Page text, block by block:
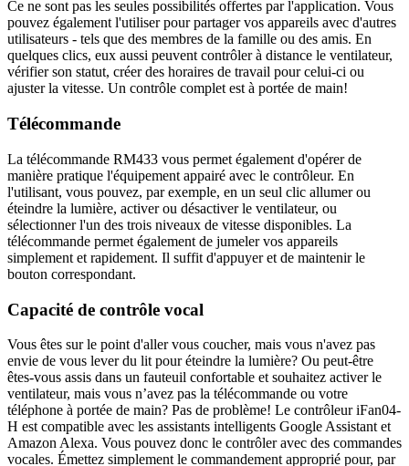
Ce ne sont pas les seules possibilités offertes par l'application. Vous
pouvez également l'utiliser pour partager vos appareils avec d'autres
utilisateurs - tels que des membres de la famille ou des amis. En
quelques clics, eux aussi peuvent contrôler à distance le ventilateur,
vérifier son statut, créer des horaires de travail pour celui-ci ou
ajuster la vitesse. Un contrôle complet est à portée de main!
Télécommande
La télécommande RM433 vous permet également d'opérer de
manière pratique l'équipement appairé avec le contrôleur. En
l'utilisant, vous pouvez, par exemple, en un seul clic allumer ou
éteindre la lumière, activer ou désactiver le ventilateur, ou
sélectionner l'un des trois niveaux de vitesse disponibles. La
télécommande permet également de jumeler vos appareils
simplement et rapidement. Il suffit d'appuyer et de maintenir le
bouton correspondant.
Capacité de contrôle vocal
Vous êtes sur le point d'aller vous coucher, mais vous n'avez pas
envie de vous lever du lit pour éteindre la lumière? Ou peut-être
êtes-vous assis dans un fauteuil confortable et souhaitez activer le
ventilateur, mais vous n’avez pas la télécommande ou votre
téléphone à portée de main? Pas de problème! Le contrôleur iFan04-
H est compatible avec les assistants intelligents Google Assistant et
Amazon Alexa. Vous pouvez donc le contrôler avec des commandes
vocales. Émettez simplement le commandement approprié pour, par